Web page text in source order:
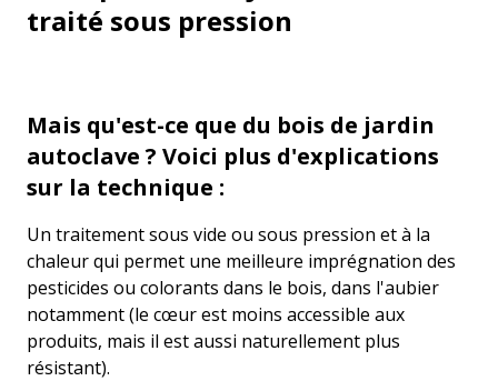
traité sous pression
Mais qu'est-ce que du bois de jardin
autoclave ? Voici plus d'explications
sur la technique :
Un traitement sous vide ou sous pression et à la
chaleur qui permet une meilleure imprégnation des
pesticides ou colorants dans le bois, dans l'aubier
notamment (le cœur est moins accessible aux
produits, mais il est aussi naturellement plus
résistant).